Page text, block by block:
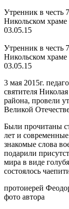
Утренник в
Никольском храме
03.05.15
Утренник в
Никольском храме
03.05.15
3 мая 2015г.
святителя
района, провели
Великой
Были прочитаны
лет и
знакомые слова
подарили
мира в виде
состоялось
протоиерей
фото автора